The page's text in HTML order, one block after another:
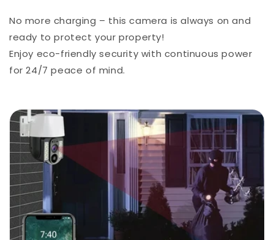
No more charging – this camera is always on and
ready to protect your property!
Enjoy eco-friendly security with continuous power
for 24/7 peace of mind.